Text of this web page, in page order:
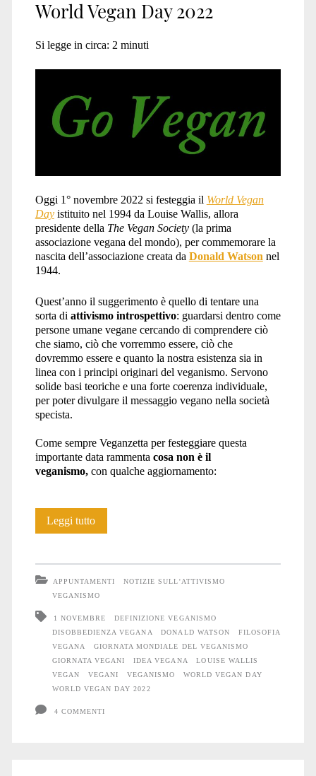
World Vegan Day 2022
Si legge in circa: 2 minuti
Oggi 1° novembre 2022 si festeggia il World Vegan
Dayistituito nel 1994 da Louise Wallis, allora
presidente della The Vegan Society (la prima
associazione vegana del mondo), per commemorare la
nascita dell’associazione creata da Donald Watson nel
1944.
Quest’anno il suggerimento è quello di tentare una
sorta di attivismo introspettivo: guardarsi dentro come
persone umane vegane cercando di comprendere ciò
che siamo, ciò che vorremmo essere, ciò che
dovremmo essere e quanto la nostra esistenza sia in
linea con i principi originari del veganismo. Servono
solide basi teoriche e una forte coerenza individuale,
per poter divulgare il messaggio vegano nella società
specista.
Come sempre Veganzetta per festeggiare questa
importante data rammenta cosa non è il
veganismo,con qualche aggiornamento:
Leggi tuttoWorld
2022
APPUNTAMENTI
NOTIZIE SULL'ATTIVISMO
VEGANISMO
1 NOVEMBRE
DEFINIZIONE VEGANISMO
DISOBBEDIENZA VEGANA
DONALD WATSON
FILOSOFIA
VEGANA
GIORNATA MONDIALE DEL VEGANISMO
GIORNATA VEGANI
IDEA VEGANA
LOUISE WALLIS
VEGAN
VEGANI VEGANISMO
WORLD VEGAN DAY
WORLD VEGAN DAY 2022
4 COMMENTI